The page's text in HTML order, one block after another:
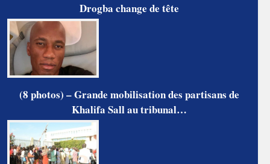
Drogba change de tête
(8 photos) – Grande mobilisation des partisans de
Khalifa Sall au tribunal…